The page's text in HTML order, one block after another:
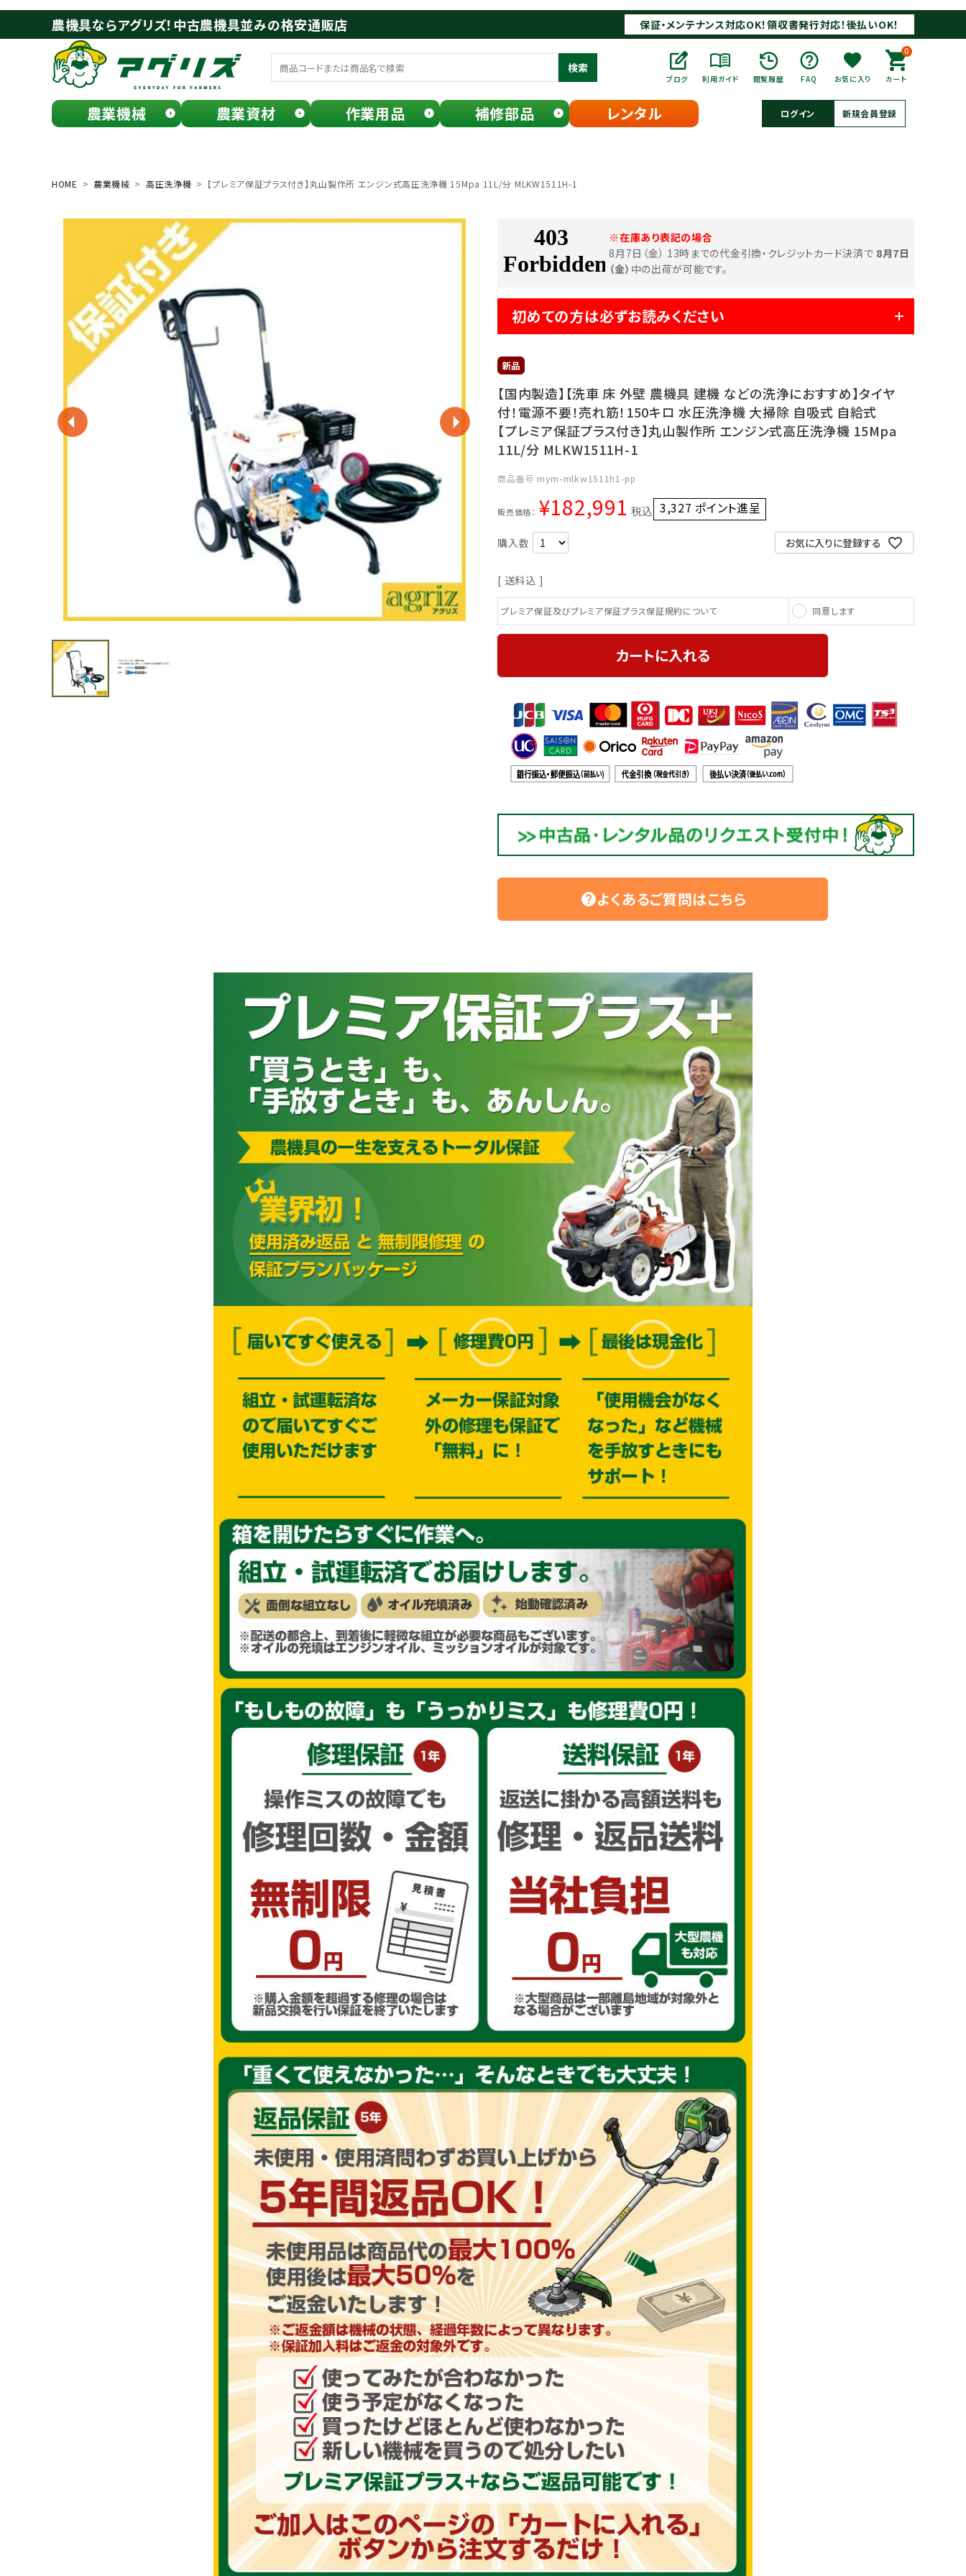
農機具ならアグリズ！中古農機具並みの格安通販店 保証・メンテナンス対応OK！領収書発行対応！後払いOK！
検索
ブログ 利用ガイド 閲覧履歴 FAQ お気に入り
0
カート
農業機械 農業資材 作業用品 補修部品 レンタル ログイン 新規会員登録
search
お気に入り一覧
閲覧履歴一覧
HOME 農業機械 高圧洗浄機 【プレミア保証プラス付き】丸山製作所 エンジン式高圧洗浄機 15Mpa 11L/分 MLKW1511H-1
※在庫あり表記の場合
8月7日（金） 13時までの代金引換・クレジットカード決済で 8月7日
（金） 中の出荷が可能です。
初めての方は必ずお読みください
【国内製造】【洗車 床 外壁 農機具 建機 などの洗浄におすすめ】タイヤ
付！電源不要！売れ筋！150キロ 水圧洗浄機 大掃除 自吸式 自給式
【プレミア保証プラス付き】丸山製作所 エンジン式高圧洗浄機 15Mpa
11L/分 MLKW1511H-1
商品番号 mym-mlkw1511h1-pp
販売価格： ¥182,991 税込 3,327 ポイント進呈 ]
お気に入りに登録する
送料込
プレミア保証及びプレミア保証プラス保証規約について 同意します
カートに入れる
helpよくあるご質問はこちら